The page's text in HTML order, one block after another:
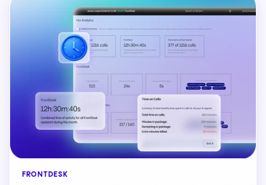
FRONTDESK